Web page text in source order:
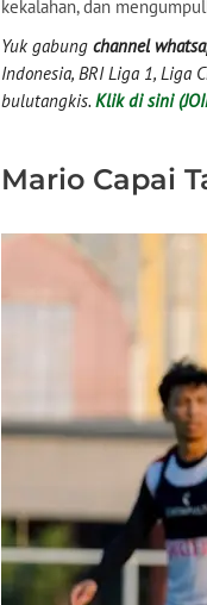
kekalahan, dan
Yuk gabung channel
Indonesia, BRI Liga 1, Liga
bulutangkis. Klik di sini
Mario Capai